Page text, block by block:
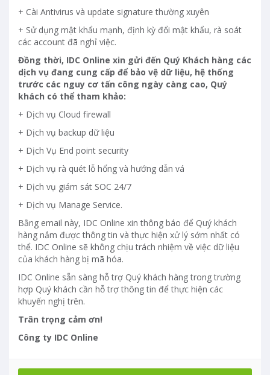
+ Cài Antivirus và update signature thường xuyên
+ Sử dụng mật khẩu mạnh, định kỳ đổi mật khẩu, rà soát
các account đã nghỉ việc.
Đồng thời, IDC Online xin gửi đến Quý Khách hàng các
dịch vụ đang cung cấp để bảo vệ dữ liệu, hệ thống
trước các nguy cơ tấn công ngày càng cao, Quý
khách có thể tham khảo:
+ Dịch vụ Cloud firewall
+ Dịch vụ backup dữ liệu
+ Dịch Vụ End point security
+ Dịch vụ rà quét lỗ hổng và hướng dẫn vá
+ Dịch vụ giám sát SOC 24/7
+ Dịch vụ Manage Service.
Bằng email này, IDC Online xin thông báo để Quý khách
hàng nắm được thông tin và thực hiện xử lý sớm nhất có
thể. IDC Online sẽ không chịu trách nhiệm về việc dữ liệu
của khách hàng bị mã hóa.
IDC Online sẵn sàng hỗ trợ Quý khách hàng trong trường
hợp Quý khách cần hỗ trợ thông tin để thực hiện các
khuyến nghị trên.
Trân trọng cảm ơn!
Công ty IDC Online